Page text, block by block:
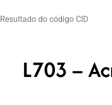
Resultado do código CID
L703 –